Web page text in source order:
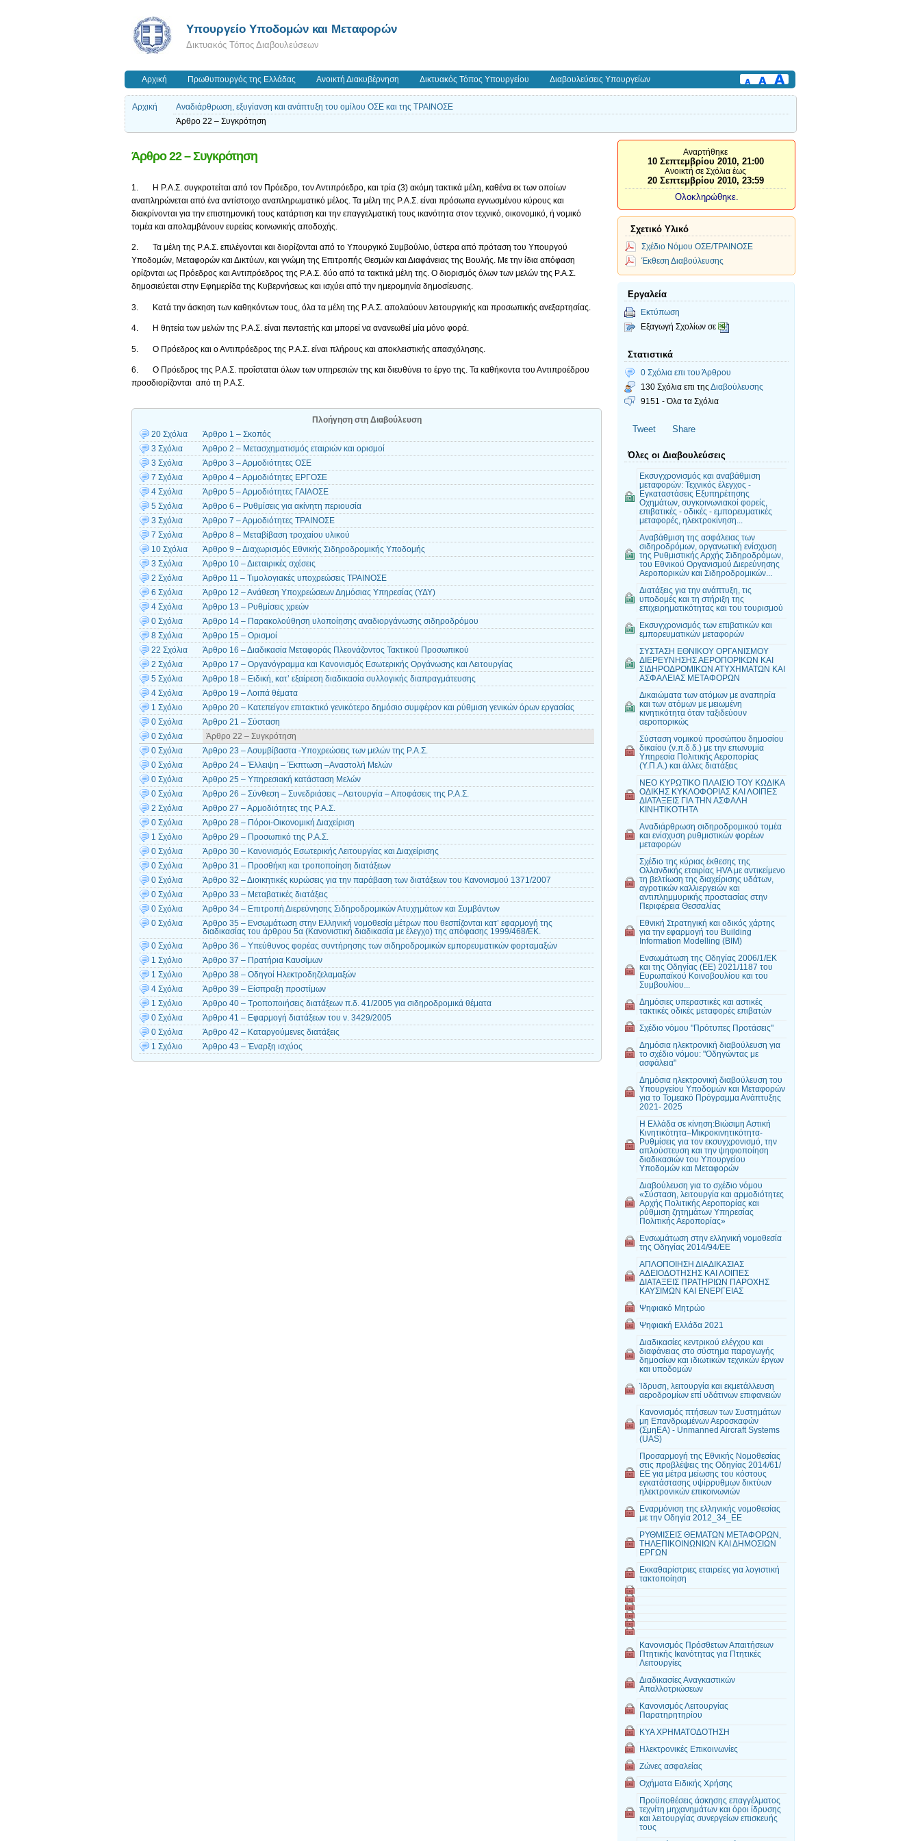
Υπουργείο Υποδομών και Μεταφορών
Δικτυακός Τόπος Διαβουλεύσεων
Αρχική Πρωθυπουργός της Ελλάδας Ανοικτή Διακυβέρνηση Δικτυακός Τόπος Υπουργείου Διαβουλεύσεις Υπουργείων
Αρχική
Αναδιάρθρωση, εξυγίανση και ανάπτυξη του ομίλου ΟΣΕ και της ΤΡΑΙΝΟΣΕ
Άρθρο 22 – Συγκρότηση
Άρθρο 22 – Συγκρότηση
1. Η Ρ.Α.Σ. συγκροτείται από τον Πρόεδρο, τον Αντιπρόεδρο, και τρία (3) ακόμη τακτικά μέλη, καθένα εκ των οποίων
αναπληρώνεται από ένα αντίστοιχο αναπληρωματικό μέλος. Τα μέλη της Ρ.Α.Σ. είναι πρόσωπα εγνωσμένου κύρους και
διακρίνονται για την επιστημονική τους κατάρτιση και την επαγγελματική τους ικανότητα στον τεχνικό, οικονομικό, ή νομικό
τομέα και απολαμβάνουν ευρείας κοινωνικής αποδοχής.
2. Τα μέλη της Ρ.Α.Σ. επιλέγονται και διορίζονται από το Υπουργικό Συμβούλιο, ύστερα από πρόταση του Υπουργού
Υποδομών, Μεταφορών και Δικτύων, και γνώμη της Επιτροπής Θεσμών και Διαφάνειας της Βουλής. Με την ίδια απόφαση
ορίζονται ως Πρόεδρος και Αντιπρόεδρος της Ρ.Α.Σ. δύο από τα τακτικά μέλη της. Ο διορισμός όλων των μελών της Ρ.Α.Σ.
δημοσιεύεται στην Εφημερίδα της Κυβερνήσεως και ισχύει από την ημερομηνία δημοσίευσης.
3. Κατά την άσκηση των καθηκόντων τους, όλα τα μέλη της Ρ.Α.Σ. απολαύουν λειτουργικής και προσωπικής ανεξαρτησίας.
4. Η θητεία των μελών της Ρ.Α.Σ. είναι πενταετής και μπορεί να ανανεωθεί μία μόνο φορά.
5. Ο Πρόεδρος και ο Αντιπρόεδρος της Ρ.Α.Σ. είναι πλήρους και αποκλειστικής απασχόλησης.
6. Ο Πρόεδρος της Ρ.Α.Σ. προΐσταται όλων των υπηρεσιών της και διευθύνει το έργο της. Τα καθήκοντα του Αντιπροέδρου
προσδιορίζονται από τη Ρ.Α.Σ.
Πλοήγηση στη Διαβούλευση
20 Σχόλια
Άρθρο 1 – Σκοπός
3 Σχόλια
Άρθρο 2 – Μετασχηματισμός εταιριών και ορισμοί
3 Σχόλια
Άρθρο 3 – Αρμοδιότητες ΟΣΕ
7 Σχόλια
Άρθρο 4 – Αρμοδιότητες ΕΡΓΟΣΕ
4 Σχόλια
Άρθρο 5 – Αρμοδιότητες ΓΑΙΑΟΣΕ
5 Σχόλια
Άρθρο 6 – Ρυθμίσεις για ακίνητη περιουσία
3 Σχόλια
Άρθρο 7 – Αρμοδιότητες ΤΡΑΙΝΟΣΕ
7 Σχόλια
Άρθρο 8 – Μεταβίβαση τροχαίου υλικού
10 Σχόλια
Άρθρο 9 – Διαχωρισμός Εθνικής Σιδηροδρομικής Υποδομής
3 Σχόλια
Άρθρο 10 – Διεταιρικές σχέσεις
2 Σχόλια
Άρθρο 11 – Τιμολογιακές υποχρεώσεις ΤΡΑΙΝΟΣΕ
6 Σχόλια
Άρθρο 12 – Ανάθεση Υποχρεώσεων Δημόσιας Υπηρεσίας (ΥΔΥ)
4 Σχόλια
Άρθρο 13 – Ρυθμίσεις χρεών
0 Σχόλια
Άρθρο 14 – Παρακολούθηση υλοποίησης αναδιοργάνωσης σιδηροδρόμου
8 Σχόλια
Άρθρο 15 – Ορισμοί
22 Σχόλια
Άρθρο 16 – Διαδικασία Μεταφοράς Πλεονάζοντος Τακτικού Προσωπικού
2 Σχόλια
Άρθρο 17 – Οργανόγραμμα και Κανονισμός Εσωτερικής Οργάνωσης και Λειτουργίας
5 Σχόλια
Άρθρο 18 – Ειδική, κατ’ εξαίρεση διαδικασία συλλογικής διαπραγμάτευσης
4 Σχόλια
Άρθρο 19 – Λοιπά θέματα
1 Σχόλιο
Άρθρο 20 – Κατεπείγον επιτακτικό γενικότερο δημόσιο συμφέρον και ρύθμιση γενικών όρων εργασίας
0 Σχόλια
Άρθρο 21 – Σύσταση
0 Σχόλια
Άρθρο 22 – Συγκρότηση
0 Σχόλια
Άρθρο 23 – Ασυμβίβαστα -Υποχρεώσεις των μελών της Ρ.Α.Σ.
0 Σχόλια
Άρθρο 24 – Έλλειψη – Έκπτωση –Αναστολή Μελών
0 Σχόλια
Άρθρο 25 – Υπηρεσιακή κατάσταση Μελών
0 Σχόλια
Άρθρο 26 – Σύνθεση – Συνεδριάσεις –Λειτουργία – Αποφάσεις της Ρ.Α.Σ.
2 Σχόλια
Άρθρο 27 – Αρμοδιότητες της Ρ.Α.Σ.
0 Σχόλια
Άρθρο 28 – Πόροι-Οικονομική Διαχείριση
1 Σχόλιο
Άρθρο 29 – Προσωπικό της Ρ.Α.Σ.
0 Σχόλια
Άρθρο 30 – Κανονισμός Εσωτερικής Λειτουργίας και Διαχείρισης
0 Σχόλια
Άρθρο 31 – Προσθήκη και τροποποίηση διατάξεων
0 Σχόλια
Άρθρο 32 – Διοικητικές κυρώσεις για την παράβαση των διατάξεων του Κανονισμού 1371/2007
0 Σχόλια
Άρθρο 33 – Μεταβατικές διατάξεις
0 Σχόλια
Άρθρο 34 – Επιτροπή Διερεύνησης Σιδηροδρομικών Ατυχημάτων και Συμβάντων
0 Σχόλια
Άρθρο 35 – Ενσωμάτωση στην Ελληνική νομοθεσία μέτρων που θεσπίζονται κατ’ εφαρμογή της
διαδικασίας του άρθρου 5α (Κανονιστική διαδικασία με έλεγχο) της απόφασης 1999/468/ΕΚ.
0 Σχόλια
Άρθρο 36 – Υπεύθυνος φορέας συντήρησης των σιδηροδρομικών εμπορευματικών φορταμαξών
1 Σχόλιο
Άρθρο 37 – Πρατήρια Καυσίμων
1 Σχόλιο
Άρθρο 38 – Οδηγοί Ηλεκτροδηζελαμαξών
4 Σχόλια
Άρθρο 39 – Είσπραξη προστίμων
1 Σχόλιο
Άρθρο 40 – Τροποποιήσεις διατάξεων π.δ. 41/2005 για σιδηροδρομικά θέματα
0 Σχόλια
Άρθρο 41 – Εφαρμογή διατάξεων του ν. 3429/2005
0 Σχόλια
Άρθρο 42 – Καταργούμενες διατάξεις
1 Σχόλιο
Άρθρο 43 – Έναρξη ισχύος
Αναρτήθηκε
10 Σεπτεμβρίου 2010, 21:00
Ανοικτή σε Σχόλια έως
20 Σεπτεμβρίου 2010, 23:59
Ολοκληρώθηκε.
Σχετικό Υλικό
Σχέδιο Νόμου ΟΣΕ/ΤΡΑΙΝΟΣΕ
Έκθεση Διαβούλευσης
Εργαλεία
Εκτύπωση
Εξαγωγή Σχολίων σε
Στατιστικά
0 Σχόλια επι του Άρθρου
130 Σχόλια επι της Διαβούλευσης
9151 - Όλα τα Σχόλια
Tweet Share
Όλες οι Διαβουλεύσεις
Εκσυγχρονισμός και αναβάθμιση
μεταφορών: Τεχνικός έλεγχος -
Εγκαταστάσεις Εξυπηρέτησης
Οχημάτων, συγκοινωνιακοί φορείς,
επιβατικές - οδικές - εμπορευματικές
μεταφορές, ηλεκτροκίνηση...
Αναβάθμιση της ασφάλειας των
σιδηροδρόμων, οργανωτική ενίσχυση
της Ρυθμιστικής Αρχής Σιδηροδρόμων,
του Εθνικού Οργανισμού Διερεύνησης
Αεροπορικών και Σιδηροδρομικών...
Διατάξεις για την ανάπτυξη, τις
υποδομές και τη στήριξη της
επιχειρηματικότητας και του τουρισμού
Εκσυγχρονισμός των επιβατικών και
εμπορευματικών μεταφορών
ΣΥΣΤΑΣΗ ΕΘΝΙΚΟΥ ΟΡΓΑΝΙΣΜΟΥ
ΔΙΕΡΕΥΝΗΣΗΣ ΑΕΡΟΠΟΡΙΚΩΝ ΚΑΙ
ΣΙΔΗΡΟΔΡΟΜΙΚΩΝ ΑΤΥΧΗΜΑΤΩΝ ΚΑΙ
ΑΣΦΑΛΕΙΑΣ ΜΕΤΑΦΟΡΩΝ
Δικαιώματα των ατόμων με αναπηρία
και των ατόμων με μειωμένη
κινητικότητα όταν ταξιδεύουν
αεροπορικώς
Σύσταση νομικού προσώπου δημοσίου
δικαίου (ν.π.δ.δ.) με την επωνυμία
Υπηρεσία Πολιτικής Αεροπορίας
(Υ.Π.Α.) και άλλες διατάξεις
ΝΕΟ ΚΥΡΩΤΙΚΟ ΠΛΑΙΣΙΟ ΤΟΥ ΚΩΔΙΚΑ
ΟΔΙΚΗΣ ΚΥΚΛΟΦΟΡΙΑΣ ΚΑΙ ΛΟΙΠΕΣ
ΔΙΑΤΑΞΕΙΣ ΓΙΑ ΤΗΝ ΑΣΦΑΛΗ
ΚΙΝΗΤΙΚΟΤΗΤΑ
Αναδιάρθρωση σιδηροδρομικού τομέα
και ενίσχυση ρυθμιστικών φορέων
μεταφορών
Σχέδιο της κύριας έκθεσης της
Ολλανδικής εταιρίας HVA με αντικείμενο
τη βελτίωση της διαχείρισης υδάτων,
αγροτικών καλλιεργειών και
αντιπλημμυρικής προστασίας στην
Περιφέρεια Θεσσαλίας
Εθνική Στρατηγική και οδικός χάρτης
για την εφαρμογή του Building
Information Modelling (BIM)
Ενσωμάτωση της Οδηγίας 2006/1/ΕΚ
και της Οδηγίας (ΕΕ) 2021/1187 του
Ευρωπαϊκού Κοινοβουλίου και του
Συμβουλίου...
Δημόσιες υπεραστικές και αστικές
τακτικές οδικές μεταφορές επιβατών
Σχέδιο νόμου "Πρότυπες Προτάσεις"
Δημόσια ηλεκτρονική διαβούλευση για
το σχέδιο νόμου: "Οδηγώντας με
ασφάλεια"
Δημόσια ηλεκτρονική διαβούλευση του
Υπουργείου Υποδομών και Μεταφορών
για το Τομεακό Πρόγραμμα Ανάπτυξης
2021- 2025
Η Ελλάδα σε κίνηση:Βιώσιμη Αστική
Κινητικότητα–Μικροκινητικότητα-
Ρυθμίσεις για τον εκσυγχρονισμό, την
απλούστευση και την ψηφιοποίηση
διαδικασιών του Υπουργείου
Υποδομών και Μεταφορών
Διαβούλευση για το σχέδιο νόμου
«Σύσταση, λειτουργία και αρμοδιότητες
Αρχής Πολιτικής Αεροπορίας και
ρύθμιση ζητημάτων Υπηρεσίας
Πολιτικής Αεροπορίας»
Ενσωμάτωση στην ελληνική νομοθεσία
της Οδηγίας 2014/94/EE
ΑΠΛΟΠΟΙΗΣΗ ΔΙΑΔΙΚΑΣΙΑΣ
ΑΔΕΙΟΔΟΤΗΣΗΣ ΚΑΙ ΛΟΙΠΕΣ
ΔΙΑΤΑΞΕΙΣ ΠΡΑΤΗΡΙΩΝ ΠΑΡΟΧΗΣ
ΚΑΥΣΙΜΩΝ ΚΑΙ ΕΝΕΡΓΕΙΑΣ
Ψηφιακό Μητρώο
Ψηφιακή Ελλάδα 2021
Διαδικασίες κεντρικού ελέγχου και
διαφάνειας στο σύστημα παραγωγής
δημοσίων και ιδιωτικών τεχνικών έργων
και υποδομών
Ίδρυση, λειτουργία και εκμετάλλευση
αεροδρομίων επί υδάτινων επιφανειών
Κανονισμός πτήσεων των Συστημάτων
μη Επανδρωμένων Αεροσκαφών
(ΣμηΕΑ) - Unmanned Aircraft Systems
(UAS)
Προσαρμογή της Εθνικής Νομοθεσίας
στις προβλέψεις της Οδηγίας 2014/61/
ΕΕ για μέτρα μείωσης του κόστους
εγκατάστασης υψίρρυθμων δικτύων
ηλεκτρονικών επικοινωνιών
Εναρμόνιση της ελληνικής νομοθεσίας
με την Οδηγία 2012_34_ΕΕ
ΡΥΘΜΙΣΕΙΣ ΘΕΜΑΤΩΝ ΜΕΤΑΦΟΡΩΝ,
ΤΗΛΕΠΙΚΟΙΝΩΝΙΩΝ ΚΑΙ ΔΗΜΟΣΙΩΝ
ΕΡΓΩΝ
Εκκαθαρίστριες εταιρείες για λογιστική
τακτοποίηση
Κανονισμός Πρόσθετων Απαιτήσεων
Πτητικής Ικανότητας για Πτητικές
Λειτουργίες
Διαδικασίες Αναγκαστικών
Απαλλοτριώσεων
Κανονισμός Λειτουργίας
Παρατηρητηρίου
ΚΥΑ ΧΡΗΜΑΤΟΔΟΤΗΣΗ
Ηλεκτρονικές Επικοινωνίες
Ζώνες ασφαλείας
Οχήματα Ειδικής Χρήσης
Προϋποθέσεις άσκησης επαγγέλματος
τεχνίτη μηχανημάτων και όροι ίδρυσης
και λειτουργίας συνεργείων επισκευής
τους